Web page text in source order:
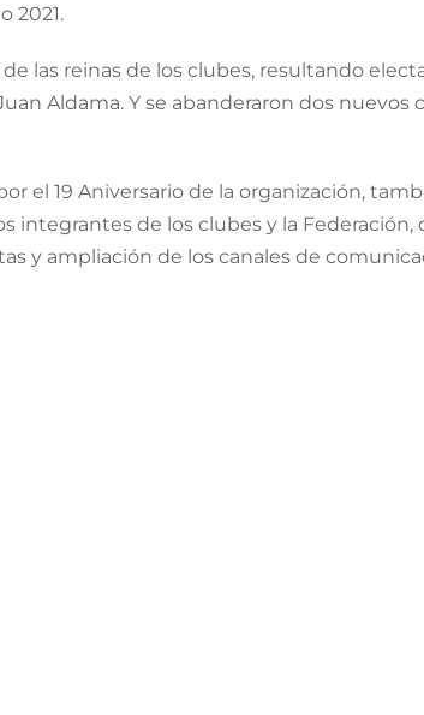
2021.
las reinas de los clubes, resultando
Aldama. Y se abanderaron dos
el 19 Aniversario de la organización,
integrantes de los clubes y la
y ampliación de los canales de